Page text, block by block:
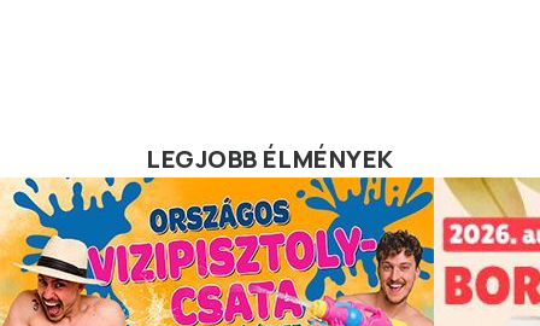
LEGJOBB ÉLMÉNYEK